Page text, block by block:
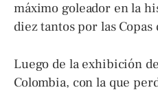
máximo goleador en la
diez tantos por las Copas
Luego de la exhibición
Colombia, con la que